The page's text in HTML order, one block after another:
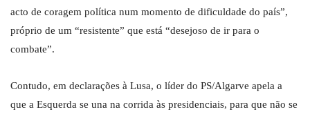
acto de coragem política num momento de dificuldade do país”,
próprio de um “resistente” que está “desejoso de ir para o
combate”.
Contudo, em declarações à Lusa, o líder do PS/Algarve apela a
que a Esquerda se una na corrida às presidenciais, para que não se